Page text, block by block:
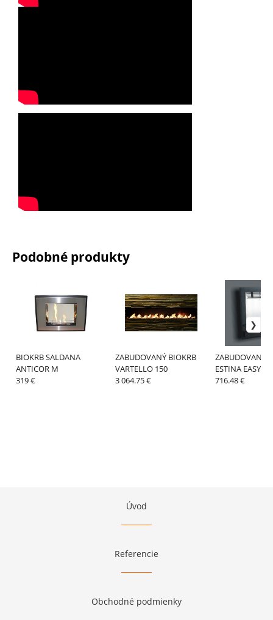
Podobné produkty
BIOKRB SALDANA
ANTICOR M
319 €
ZABUDOVANÝ BIOKRB
VARTELLO 150
3 064.75 €
ZABUDOVANÝ
ESTINA EASY
716.48 €
Úvod
Referencie
Obchodné podmienky